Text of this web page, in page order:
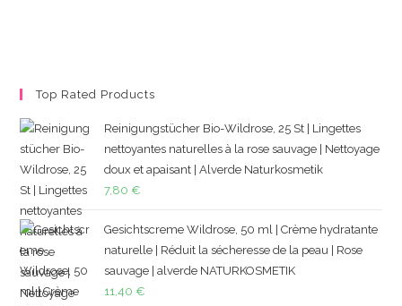
Top Rated Products
Reinigungstücher Bio-Wildrose, 25 St | Lingettes
nettoyantes naturelles à la rose sauvage | Nettoyage
doux et apaisant | Alverde Naturkosmetik
7,80 €
Gesichtscreme Wildrose, 50 ml | Crème hydratante
naturelle | Réduit la sécheresse de la peau | Rose
sauvage | alverde NATURKOSMETIK
11,40 €